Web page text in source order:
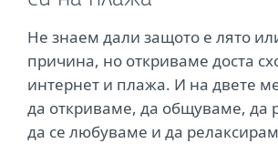
Не знаем дали защото е лято
причина, но откриваме доста
интернет и плажа. И на двете
да откриваме, да общуваме, да
да се любуваме и да